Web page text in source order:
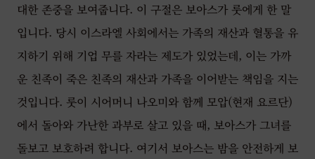
대한 존중을 보여줍니다. 이 구절은 보아스가 룻에게 한 말
입니다. 당시 이스라엘 사회에서는 가족의 재산과 혈통을 유
지하기 위해 기업 무를 자라는 제도가 있었는데, 이는 가까
운 친족이 죽은 친족의 재산과 가족을 이어받는 책임을 지는
것입니다. 룻이 시어머니 나오미와 함께 모압(현재 요르단)
에서 돌아와 가난한 과부로 살고 있을 때, 보아스가 그녀를
돌보고 보호하려 합니다. 여기서 보아스는 밤을 안전하게 보